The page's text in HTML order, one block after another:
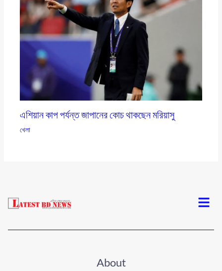
এশিয়ান কাপ পর্যন্ত জাপানের কোচ থাকছেন মরিয়াসু
খেলা
Menu
About